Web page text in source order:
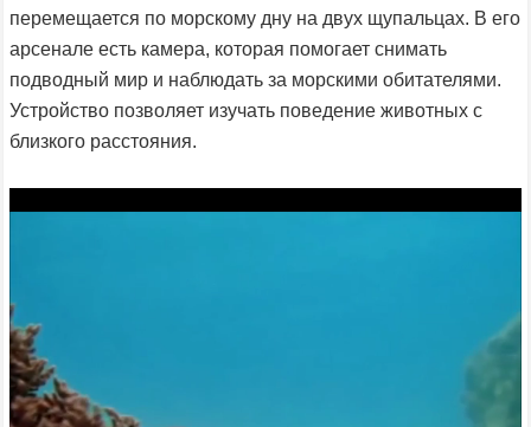
перемещается по морскому дну на двух щупальцах. В его
арсенале есть камера, которая помогает снимать
подводный мир и наблюдать за морскими обитателями.
Устройство позволяет изучать поведение животных с
близкого расстояния.